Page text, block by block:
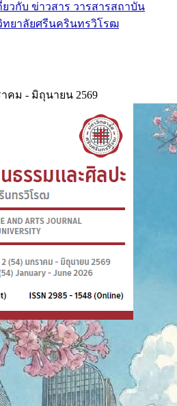
ยวกับ ข่าวสาร วารสารสถาบัน
ยาลัยศรีนครินทรวิโรฒ
คม - มิถุนายน 2569